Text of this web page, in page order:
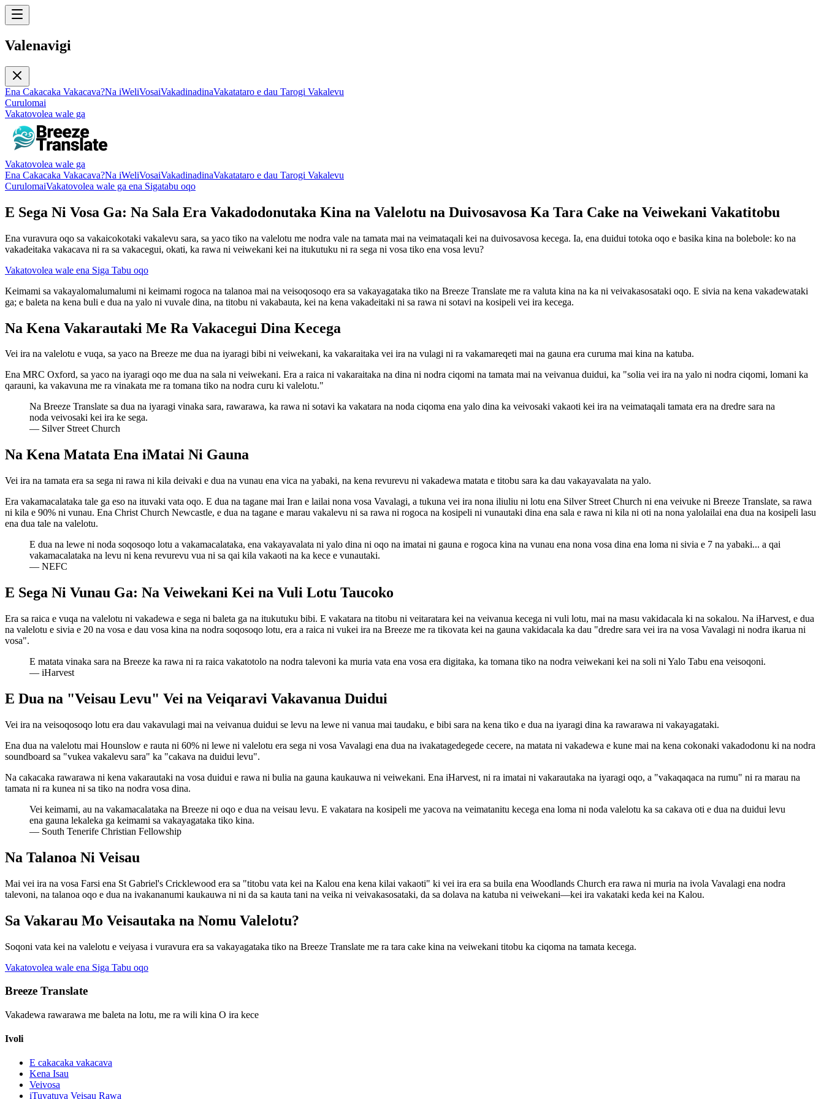
Valenavigi
Ena Cakacaka Vakacava?Na iWeliVosaiVakadinadinaVakatataro e dau Tarogi Vakalevu
Curulomai
Vakatovolea wale ga
Vakatovolea wale ga
Ena Cakacaka Vakacava?Na iWeliVosaiVakadinadinaVakatataro e dau Tarogi Vakalevu
CurulomaiVakatovolea wale ga ena Sigatabu oqo
E Sega Ni Vosa Ga: Na Sala Era Vakadodonutaka Kina na Valelotu na Duivosavosa Ka Tara Cake na Veiwekani Vakatitobu
Ena vuravura oqo sa vakaicokotaki vakalevu sara, sa yaco tiko na valelotu me nodra vale na tamata mai na veimataqali kei na duivosavosa kecega. Ia, ena duidui totoka oqo e basika kina na bolebole: ko na
vakadeitaka vakacava ni ra sa vakacegui, okati, ka rawa ni veiwekani kei na itukutuku ni ra sega ni vosa tiko ena vosa levu?
Vakatovolea wale ena Siga Tabu oqo
Keimami sa vakayalomalumalumi ni keimami rogoca na talanoa mai na veisoqosoqo era sa vakayagataka tiko na Breeze Translate me ra valuta kina na ka ni veivakasosataki oqo. E sivia na kena vakadewataki
ga; e baleta na kena buli e dua na yalo ni vuvale dina, na titobu ni vakabauta, kei na kena vakadeitaki ni sa rawa ni sotavi na kosipeli vei ira kecega.
Na Kena Vakarautaki Me Ra Vakacegui Dina Kecega
Vei ira na valelotu e vuqa, sa yaco na Breeze me dua na iyaragi bibi ni veiwekani, ka vakaraitaka vei ira na vulagi ni ra vakamareqeti mai na gauna era curuma mai kina na katuba.
Ena MRC Oxford, sa yaco na iyaragi oqo me dua na sala ni veiwekani. Era a raica ni vakaraitaka na dina ni nodra ciqomi na tamata mai na veivanua duidui, ka "solia vei ira na yalo ni nodra ciqomi, lomani ka
qarauni, ka vakavuna me ra vinakata me ra tomana tiko na nodra curu ki valelotu."
Na Breeze Translate sa dua na iyaragi vinaka sara, rawarawa, ka rawa ni sotavi ka vakatara na noda ciqoma ena yalo dina ka veivosaki vakaoti kei ira na veimataqali tamata era na dredre sara na
noda veivosaki kei ira ke sega.
— Silver Street Church
Na Kena Matata Ena iMatai Ni Gauna
Vei ira na tamata era sa sega ni rawa ni kila deivaki e dua na vunau ena vica na yabaki, na kena revurevu ni vakadewa matata e titobu sara ka dau vakayavalata na yalo.
Era vakamacalataka tale ga eso na ituvaki vata oqo. E dua na tagane mai Iran e lailai nona vosa Vavalagi, a tukuna vei ira nona iliuliu ni lotu ena Silver Street Church ni ena veivuke ni Breeze Translate, sa rawa
ni kila e 90% ni vunau. Ena Christ Church Newcastle, e dua na tagane e marau vakalevu ni sa rawa ni rogoca na kosipeli ni vunautaki dina ena sala e rawa ni kila ni oti na nona yalolailai ena dua na kosipeli lasu
ena dua tale na valelotu.
E dua na lewe ni noda soqosoqo lotu a vakamacalataka, ena vakayavalata ni yalo dina ni oqo na imatai ni gauna e rogoca kina na vunau ena nona vosa dina ena loma ni sivia e 7 na yabaki... a qai
vakamacalataka na levu ni kena revurevu vua ni sa qai kila vakaoti na ka kece e vunautaki.
— NEFC
E Sega Ni Vunau Ga: Na Veiwekani Kei na Vuli Lotu Taucoko
Era sa raica e vuqa na valelotu ni vakadewa e sega ni baleta ga na itukutuku bibi. E vakatara na titobu ni veitaratara kei na veivanua kecega ni vuli lotu, mai na masu vakidacala ki na sokalou. Na iHarvest, e dua
na valelotu e sivia e 20 na vosa e dau vosa kina na nodra soqosoqo lotu, era a raica ni vukei ira na Breeze me ra tikovata kei na gauna vakidacala ka dau "dredre sara vei ira na vosa Vavalagi ni nodra ikarua ni
vosa".
E matata vinaka sara na Breeze ka rawa ni ra raica vakatotolo na nodra talevoni ka muria vata ena vosa era digitaka, ka tomana tiko na nodra veiwekani kei na soli ni Yalo Tabu ena veisoqoni.
— iHarvest
E Dua na "Veisau Levu" Vei na Veiqaravi Vakavanua Duidui
Vei ira na veisoqosoqo lotu era dau vakavulagi mai na veivanua duidui se levu na lewe ni vanua mai taudaku, e bibi sara na kena tiko e dua na iyaragi dina ka rawarawa ni vakayagataki.
Ena dua na valelotu mai Hounslow e rauta ni 60% ni lewe ni valelotu era sega ni vosa Vavalagi ena dua na ivakatagedegede cecere, na matata ni vakadewa e kune mai na kena cokonaki vakadodonu ki na nodra
soundboard sa "vukea vakalevu sara" ka "cakava na duidui levu".
Na cakacaka rawarawa ni kena vakarautaki na vosa duidui e rawa ni bulia na gauna kaukauwa ni veiwekani. Ena iHarvest, ni ra imatai ni vakarautaka na iyaragi oqo, a "vakaqaqaca na rumu" ni ra marau na
tamata ni ra kunea ni sa tiko na nodra vosa dina.
Vei keimami, au na vakamacalataka na Breeze ni oqo e dua na veisau levu. E vakatara na kosipeli me yacova na veimatanitu kecega ena loma ni noda valelotu ka sa cakava oti e dua na duidui levu
ena gauna lekaleka ga keimami sa vakayagataka tiko kina.
— South Tenerife Christian Fellowship
Na Talanoa Ni Veisau
Mai vei ira na vosa Farsi ena St Gabriel's Cricklewood era sa "titobu vata kei na Kalou ena kena kilai vakaoti" ki vei ira era sa buila ena Woodlands Church era rawa ni muria na ivola Vavalagi ena nodra
talevoni, na talanoa oqo e dua na ivakananumi kaukauwa ni ni da sa kauta tani na veika ni veivakasosataki, da sa dolava na katuba ni veiwekani—kei ira vakataki keda kei na Kalou.
Sa Vakarau Mo Veisautaka na Nomu Valelotu?
Soqoni vata kei na valelotu e veiyasa i vuravura era sa vakayagataka tiko na Breeze Translate me ra tara cake kina na veiwekani titobu ka ciqoma na tamata kecega.
Vakatovolea wale ena Siga Tabu oqo
Breeze Translate
Vakadewa rawarawa me baleta na lotu, me ra wili kina O ira kece
Ivoli
E cakacaka vakacava
Kena Isau
Veivosa
iTuvatuva Veisau Rawa